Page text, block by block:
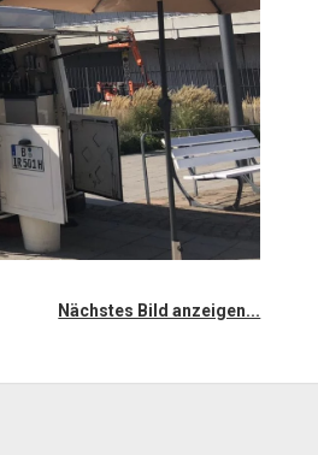
Nächstes Bild anzeigen...